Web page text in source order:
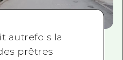
autrefois la
prêtres